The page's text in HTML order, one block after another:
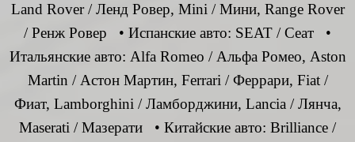
Land Rover / Ленд Ровер, Mini / Мини, Range Rover
/ Ренж Ровер • Испанские авто: SEAT / Сеат •
Итальянские авто: Alfa Romeo / Альфа Ромео, Aston
Martin / Астон Мартин, Ferrari / Феррари, Fiat /
Фиат, Lamborghini / Ламборджини, Lancia / Лянча,
Maserati / Мазерати • Китайские авто: Brilliance /